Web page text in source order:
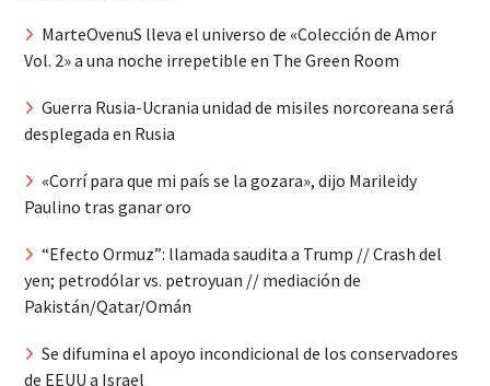
MarteOvenuS lleva el universo de «Colección de Amor
Vol. 2» a una noche irrepetible en The Green Room
Guerra Rusia-Ucrania unidad de misiles norcoreana será
desplegada en Rusia
«Corrí para que mi país se la gozara», dijo Marileidy
Paulino tras ganar oro
“Efecto Ormuz”: llamada saudita a Trump // Crash del
yen; petrodólar vs. petroyuan // mediación de
Pakistán/Qatar/Omán
Se difumina el apoyo incondicional de los conservadores
de EEUU a Israel